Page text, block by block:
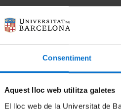
Consentiment
Aquest lloc web utilitza galetes
El lloc web de la Universitat de